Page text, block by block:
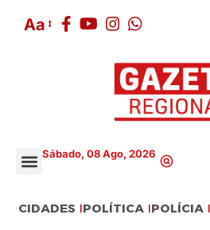
Aa
Sábado, 08 Ago, 2026
CIDADES POLÍTICA POLÍCIA